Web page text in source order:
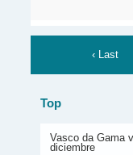
‹ Last
Top
Vasco da Gama
diciembre